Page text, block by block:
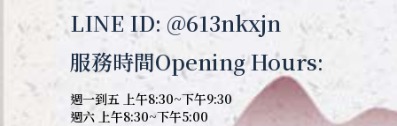
LINE ID: @613nkxjn
服務時間Opening Hours:
週一到五 上午8:30~下午9:30
週六 上午8:30~下午5:00